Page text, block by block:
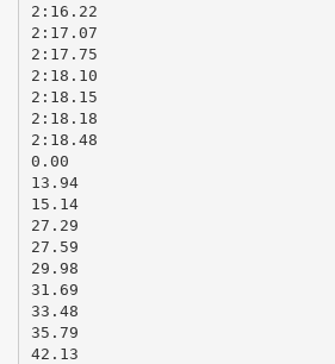
2:16.22
2:17.07
2:17.75
2:18.10
2:18.15
2:18.18
2:18.48
0.00
13.94
15.14
27.29
27.59
29.98
31.69
33.48
35.79
42.13